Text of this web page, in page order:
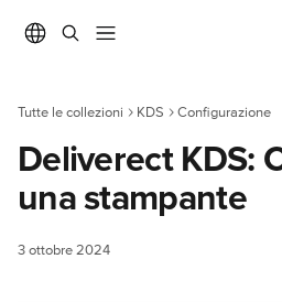
Tutte le collezioni KDS Configurazione
Deliverect KDS:
una stampante
3 ottobre 2024